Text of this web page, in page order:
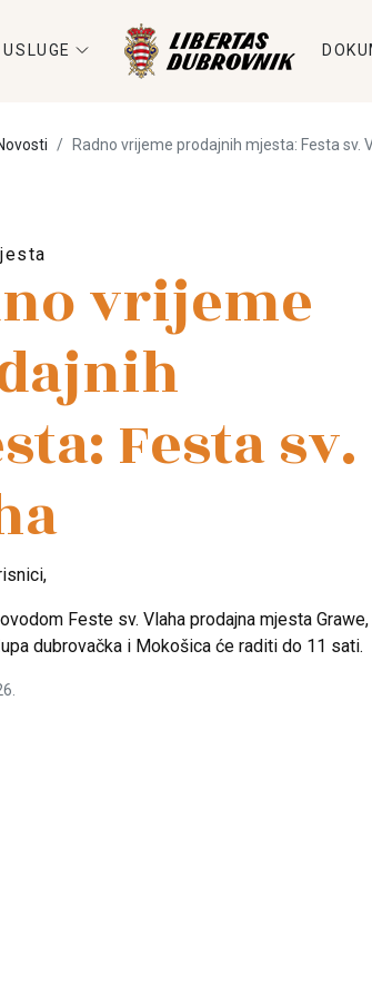
USLUGE
Radno vrijeme prodajnih mjesta: Festa sv.
vrijeme
Festa sv.
Feste sv. Vlaha prodajna mjesta Grawe,
dubrovačka i Mokošica će raditi do 11 sati.